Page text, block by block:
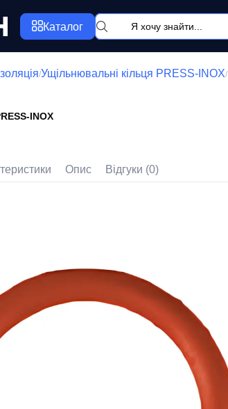
Каталог
/Ущільнювальні кільця PRESS-INOX/
INOX
Опис Відгуки (0)